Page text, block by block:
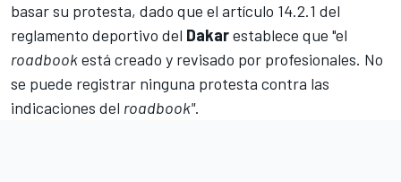
basar su protesta, dado que el artículo 14.2.1 del
reglamento deportivo del Dakarestablece que "el
roadbookestá creado y revisado por profesionales. No
se puede registrar ninguna protesta contra las
indicaciones del roadbook".